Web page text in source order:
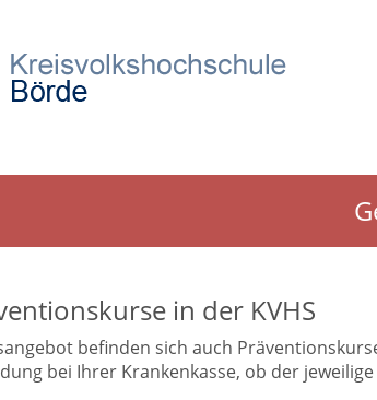
in der KVHS
befinden sich auch
bei Ihrer Krankenkasse, ob der